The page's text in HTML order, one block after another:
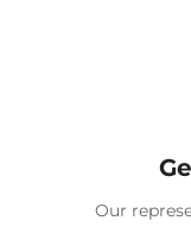
Our